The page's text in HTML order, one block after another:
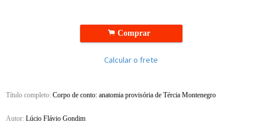
.Comprar
Calcular o frete
Título completo: Corpo de conto: anatomia provisória de Tércia Montenegro
Autor: Lúcio Flávio Gondim